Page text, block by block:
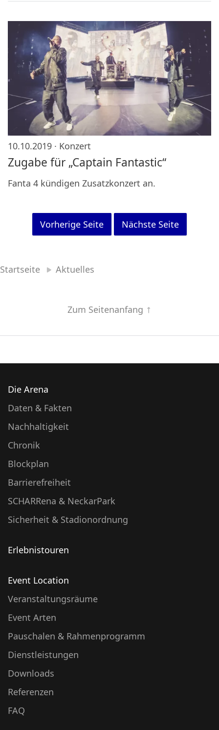
10.10.2019 · Konzert
Zugabe für „Captain Fantastic“
Fanta 4 kündigen Zusatzkonzert an.
Vorherige Seite Nächste Seite
Startseite Aktuelles
Zum Seitenanfang
Die Arena
Daten & Fakten
Nachhaltigkeit
Chronik
Blockplan
Barrierefreiheit
SCHARRena & NeckarPark
Sicherheit & Stadionordnung
Erlebnistouren
Event Location
Veranstaltungsräume
Event Arten
Pauschalen & Rahmenprogramm
Dienstleistungen
Downloads
Referenzen
FAQ